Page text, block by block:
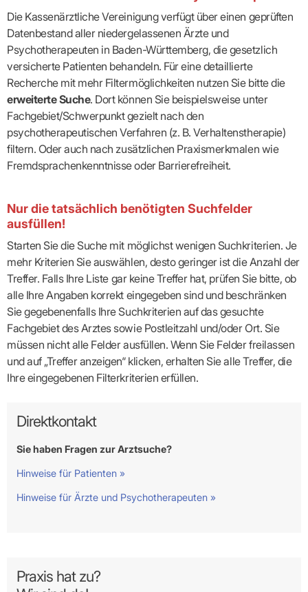
Die Kassenärztliche Vereinigung verfügt über einen geprüften
Datenbestand aller niedergelassenen Ärzte und
Psychotherapeuten in Baden-Württemberg, die gesetzlich
versicherte Patienten behandeln. Für eine detaillierte
Recherche mit mehr Filtermöglichkeiten nutzen Sie bitte die
erweiterte Suche. Dort können Sie beispielsweise unter
Fachgebiet/Schwerpunkt gezielt nach den
psychotherapeutischen Verfahren (z. B. Verhaltenstherapie)
filtern. Oder auch nach zusätzlichen Praxismerkmalen wie
Fremdsprachenkenntnisse oder Barrierefreiheit.
Nur die tatsächlich benötigten Suchfelder
ausfüllen!
Starten Sie die Suche mit möglichst wenigen Suchkriterien. Je
mehr Kriterien Sie auswählen, desto geringer ist die Anzahl der
Treffer. Falls Ihre Liste gar keine Treffer hat, prüfen Sie bitte, ob
alle Ihre Angaben korrekt eingegeben sind und beschränken
Sie gegebenenfalls Ihre Suchkriterien auf das gesuchte
Fachgebiet des Arztes sowie Postleitzahl und/oder Ort. Sie
müssen nicht alle Felder ausfüllen. Wenn Sie Felder freilassen
und auf „Treffer anzeigen“ klicken, erhalten Sie alle Treffer, die
Ihre eingegebenen Filterkriterien erfüllen.
Direktkontakt
Sie haben Fragen zur Arztsuche?
Hinweise für Patienten »
Hinweise für Ärzte und Psychotherapeuten »
Praxis hat zu?